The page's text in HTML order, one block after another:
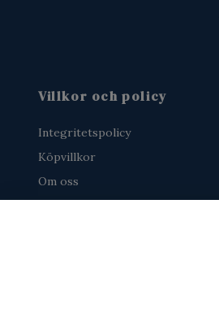
Villkor och policy
Integritetspolicy
Köpvillkor
Om oss